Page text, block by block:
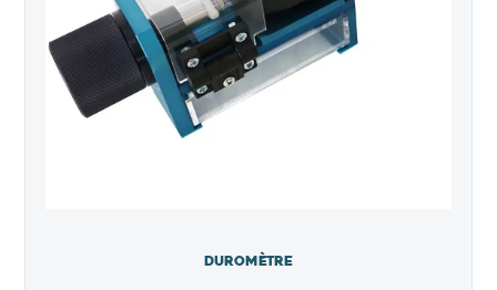
Duromètre